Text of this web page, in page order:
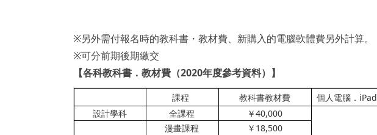
※另外需付報名時的教科書・教材費、新購入的電腦軟體費另外計算。
※可分前期後期繳交
【各科教科書．教材費（2020年度參考資料）】
課程 教科書教材費 個人電腦． iPad
設計學科
全課程 ￥40,000
漫畫課程 ￥ 18,500